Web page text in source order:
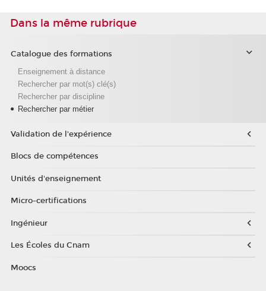
Dans la même rubrique
Catalogue des formations
Enseignement à distance
Rechercher par mot(s) clé(s)
Rechercher par discipline
Rechercher par métier
Validation de l'expérience
Blocs de compétences
Unités d'enseignement
Micro-certifications
Ingénieur
Les Écoles du Cnam
Moocs